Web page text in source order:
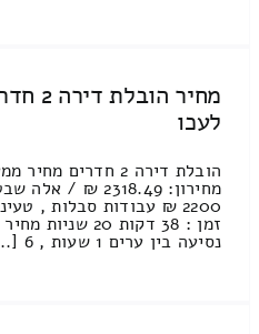
מחיר
לעכו
הובלת דירה 2
נסיעה בין ערים 1 שעות , 6 [...]